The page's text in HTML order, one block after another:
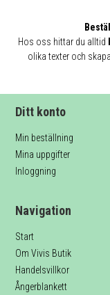
Hos oss hittar du alltid
olika texter och
Ditt konto
Min beställning
Mina uppgifter
Inloggning
Navigation
Start
Om Vivis Butik
Handelsvillkor
Ångerblankett